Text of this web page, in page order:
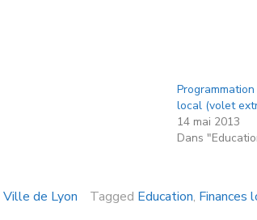
local (volet
14 mai 2013
Dans
Ville de Lyon Tagged Education, Finances